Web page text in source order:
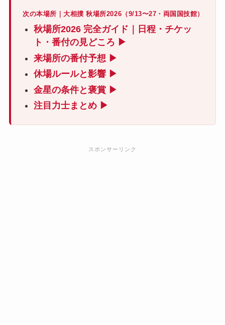
次の本場所｜大相撲 秋場所2026（9/13〜27・両国国技館）
秋場所2026 完全ガイド｜日程・チケッ
ト・番付の見どころ ▶
来場所の番付予想 ▶
休場ルールと影響 ▶
金星の条件と褒賞 ▶
注目力士まとめ ▶
スポンサーリンク